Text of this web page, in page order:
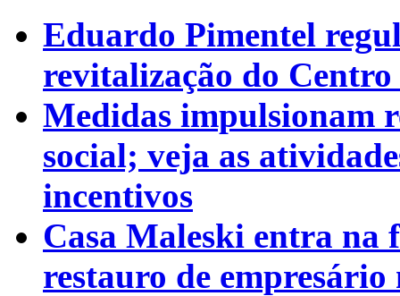
Eduardo Pimentel
revitalização do
Medidas impulsionam
social; veja as
incentivos
Casa Maleski entra na
restauro de